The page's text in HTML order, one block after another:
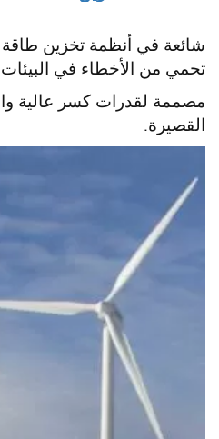
تحمي من الأخطاء في البيئات
مصممة لقدرات كسر عالية
القصيرة.